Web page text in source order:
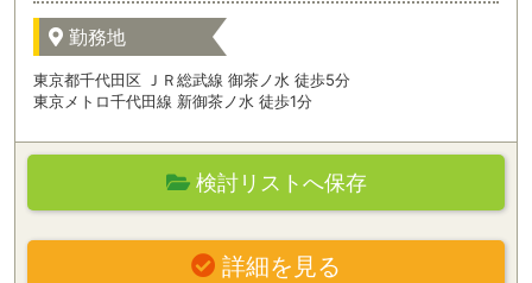
勤務地
東京都千代田区 ＪＲ総武線 御茶ノ水 徒歩5分
東京メトロ千代田線 新御茶ノ水 徒歩1分
検討リストへ保存
詳細を見る